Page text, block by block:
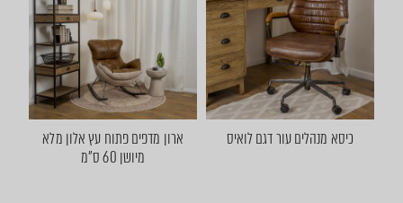
כיסא מנהלים עור דגם לואיס
ארון מדפים פתוח עץ אלון מלא
מיושן 60 ס"מ